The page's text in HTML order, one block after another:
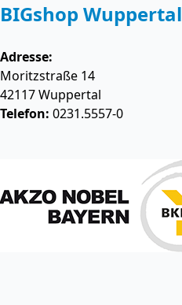
BIGshop Wuppertal
Adresse:
Moritzstraße 14
42117Wuppertal
Telefon: 0231.5557-0